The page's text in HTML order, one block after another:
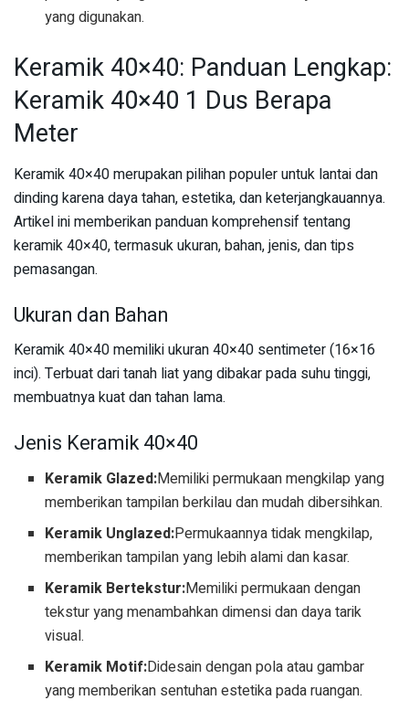
yang digunakan.
Keramik 40×40: Panduan Lengkap:
Keramik 40×40 1 Dus Berapa
Meter
Keramik 40×40 merupakan pilihan populer untuk lantai dan
dinding karena daya tahan, estetika, dan keterjangkauannya.
Artikel ini memberikan panduan komprehensif tentang
keramik 40×40, termasuk ukuran, bahan, jenis, dan tips
pemasangan.
Ukuran dan Bahan
Keramik 40×40 memiliki ukuran 40×40 sentimeter (16×16
inci). Terbuat dari tanah liat yang dibakar pada suhu tinggi,
membuatnya kuat dan tahan lama.
Jenis Keramik 40×40
Keramik Glazed:Memiliki permukaan mengkilap yang
memberikan tampilan berkilau dan mudah dibersihkan.
Keramik Unglazed:Permukaannya tidak mengkilap,
memberikan tampilan yang lebih alami dan kasar.
Keramik Bertekstur:Memiliki permukaan dengan
tekstur yang menambahkan dimensi dan daya tarik
visual.
Keramik Motif:Didesain dengan pola atau gambar
yang memberikan sentuhan estetika pada ruangan.